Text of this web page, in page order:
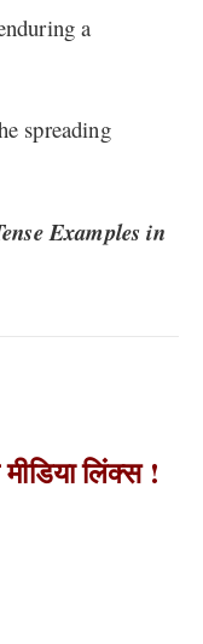
a
spreading
Examples in
लिंक्स !